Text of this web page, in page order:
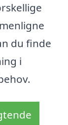
du finde
i